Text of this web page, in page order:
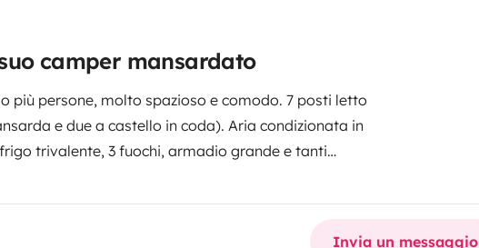
camper mansardato
più persone, molto spazioso e comodo. 7 posti letto
e due a castello in coda). Aria condizionata in
trivalente, 3 fuochi, armadio grande e tanti
anche per lunghi viaggi. Pannello solare e due
di pentole, bicchieri, posate, piatti, mestoli
la pulizia, lenzuola su richiesta.
Invia un messaggio